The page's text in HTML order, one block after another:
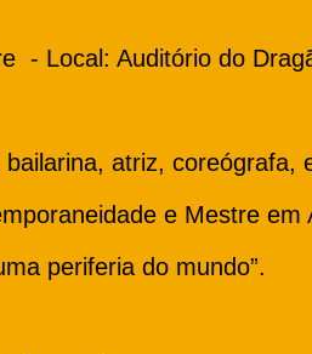
- Local: Auditório do
atriz, coreógrafa,
e Mestre em
periferia do mundo”.